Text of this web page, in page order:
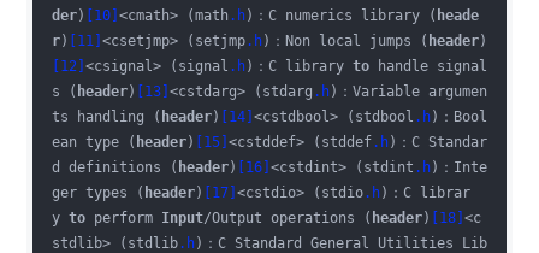
der) [10] <cmath> (math .h)：C numerics library ( heade
r) [11] <csetjmp> (setjmp.h)：Non local jumps ( header)
[12] <csignal> (signal .h)：C library to handle signal
s ( header) [13] <cstdarg> (stdarg .h)：Variable argumen
ts handling ( header) [14] <cstdbool> (stdbool .h)：Bool
ean type ( header) [15] <cstddef> (stddef.h)：C Standar
d definitions ( header) [16] <cstdint> (stdint .h)：Inte
ger types ( header) [17] <cstdio> (stdio.h)：C librar
y to perform Input/Output operations ( header) [18] <c
stdlib> (stdlib.h)：C Standard General Utilities Lib